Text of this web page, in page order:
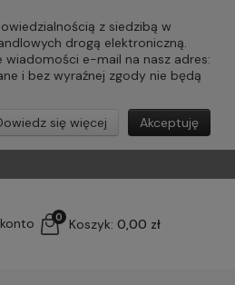
z siedzibą w
drogą elektroniczną.
e-mail na nasz adres:
i bez wyraźnej zgody nie będą
Akceptuję
się więcej
konto Koszyk: 0,00 zł
0